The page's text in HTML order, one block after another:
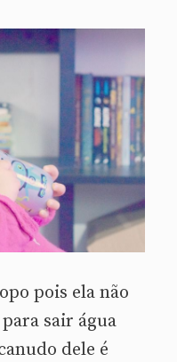
pois ela não
sair água
dele é